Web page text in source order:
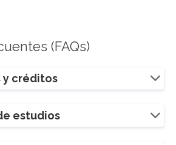
(FAQs)
y créditos
estudios